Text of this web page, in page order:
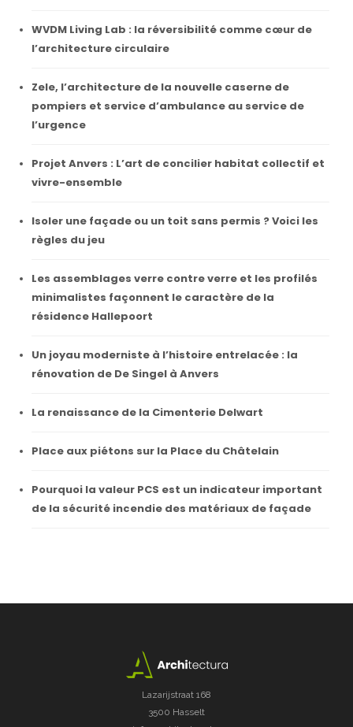
WVDM Living Lab : la réversibilité comme cœur de
l’architecture circulaire
Zele, l’architecture de la nouvelle caserne de
pompiers et service d’ambulance au service de
l’urgence
Projet Anvers : L’art de concilier habitat collectif et
vivre-ensemble
Isoler une façade ou un toit sans permis ? Voici les
règles du jeu
Les assemblages verre contre verre et les profilés
minimalistes façonnent le caractère de la
résidence Hallepoort
Un joyau moderniste à l’histoire entrelacée : la
rénovation de De Singel à Anvers
La renaissance de la Cimenterie Delwart
Place aux piétons sur la Place du Châtelain
Pourquoi la valeur PCS est un indicateur important
de la sécurité incendie des matériaux de façade
Lazarijstraat 168
3500 Hasselt